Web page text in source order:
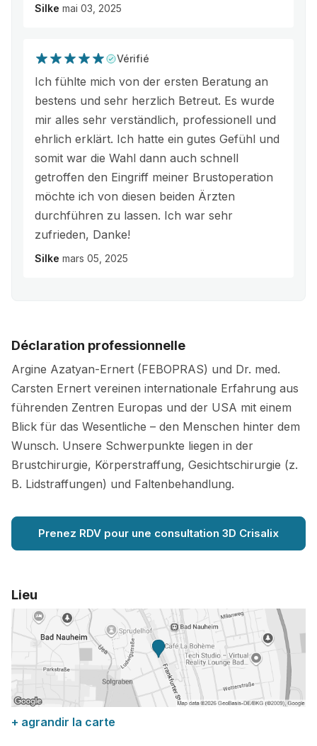
Silke mai 03, 2025
Vérifié
Ich fühlte mich von der ersten Beratung an
bestens und sehr herzlich Betreut. Es wurde
mir alles sehr verständlich, professionell und
ehrlich erklärt. Ich hatte ein gutes Gefühl und
somit war die Wahl dann auch schnell
getroffen den Eingriff meiner Brustoperation
möchte ich von diesen beiden Ärzten
durchführen zu lassen. Ich war sehr
zufrieden, Danke!
Silke mars 05, 2025
Déclaration professionnelle
Argine Azatyan-Ernert (FEBOPRAS) und Dr. med.
Carsten Ernert vereinen internationale Erfahrung aus
führenden Zentren Europas und der USA mit einem
Blick für das Wesentliche – den Menschen hinter dem
Wunsch. Unsere Schwerpunkte liegen in der
Brustchirurgie, Körperstraffung, Gesichtschirurgie (z.
B. Lidstraffungen) und Faltenbehandlung.
Prenez RDV pour une consultation 3D Crisalix
Lieu
+ agrandir la carte